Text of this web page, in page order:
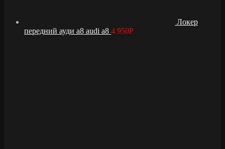
Локер
передний ауди а8 audi a8 4 950Р